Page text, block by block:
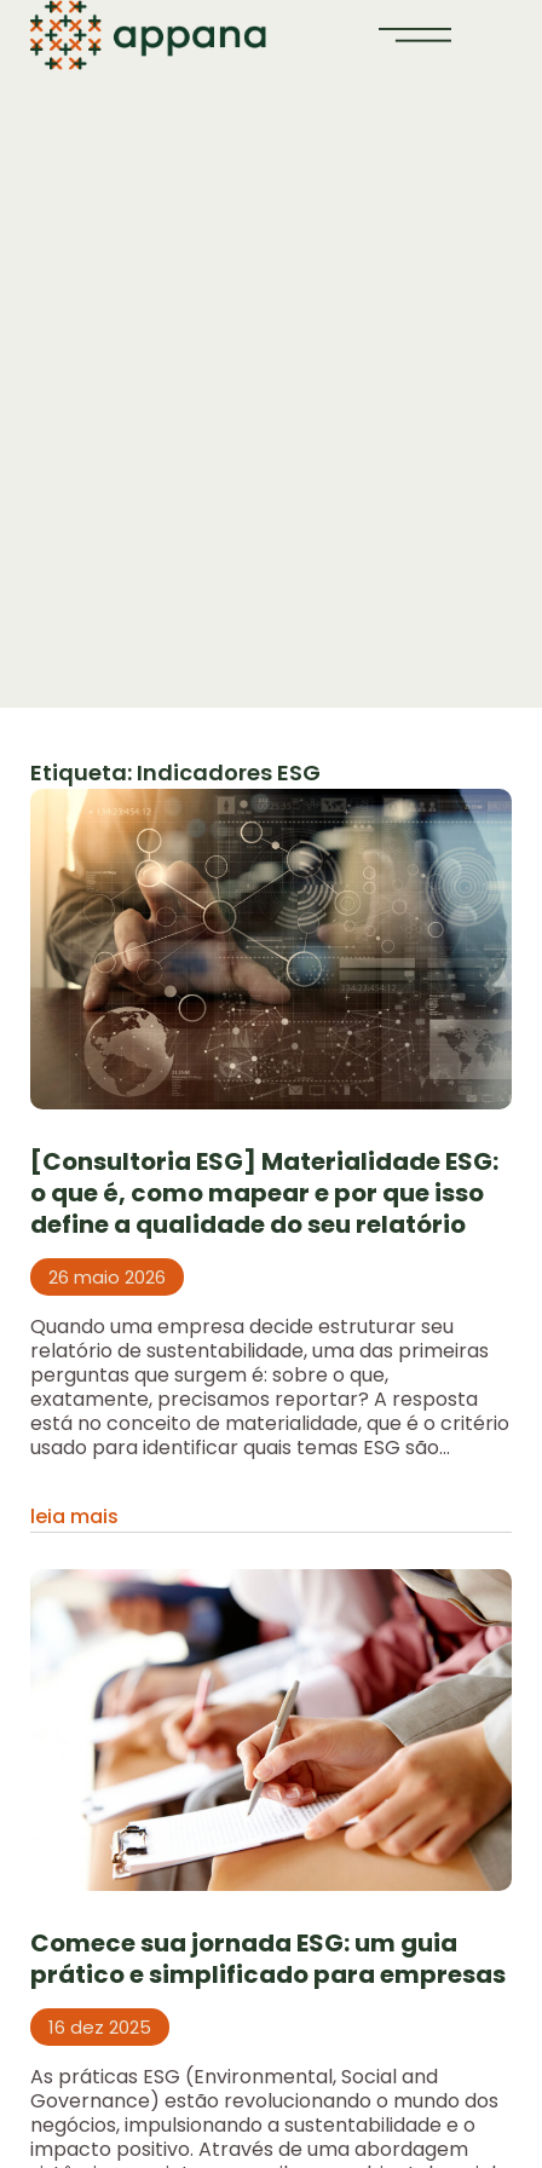
Etiqueta: Indicadores ESG
[Consultoria ESG] Materialidade ESG:
o que é, como mapear e por que isso
define a qualidade do seu relatório
26 maio 2026
Quando uma empresa decide estruturar seu
relatório de sustentabilidade, uma das primeiras
perguntas que surgem é: sobre o que,
exatamente, precisamos reportar? A resposta
está no conceito de materialidade, que é o critério
usado para identificar quais temas ESG são...
leia mais
Comece sua jornada ESG: um guia
prático e simplificado para empresas
16 dez 2025
As práticas ESG (Environmental, Social and
Governance) estão revolucionando o mundo dos
negócios, impulsionando a sustentabilidade e o
impacto positivo. Através de uma abordagem